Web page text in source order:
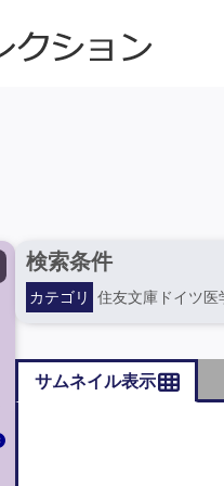
検索条件
カテゴリ 住友文庫ドイツ医
サムネイル表示